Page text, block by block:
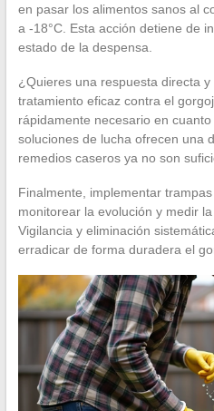
en pasar los alimentos sanos al
a -18°C. Esta acción detiene de
estado de la despensa.
¿Quieres una respuesta directa
tratamiento eficaz contra el
rápidamente necesario en
soluciones de lucha ofrecen una
remedios caseros ya no son
Finalmente, implementar
monitorear la evolución y medir
Vigilancia y eliminación
erradicar de forma duradera el